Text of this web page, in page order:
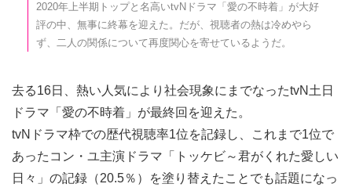
2020年上半期トップと名高いtvNドラマ「愛の不時着」が大好
評の中、無事に終幕を迎えた。だが、視聴者の熱は冷めやら
ず、二人の関係について再度関心を寄せているようだ。
去る16日、熱い人気により社会現象にまでなったtvN土日
ドラマ「愛の不時着」が最終回を迎えた。
tvNドラマ枠での歴代視聴率1位を記録し、これまで1位で
あったコン・ユ主演ドラマ「トッケビ～君がくれた愛しい
日々」の記録（20.5％）を塗り替えたことでも話題になっ